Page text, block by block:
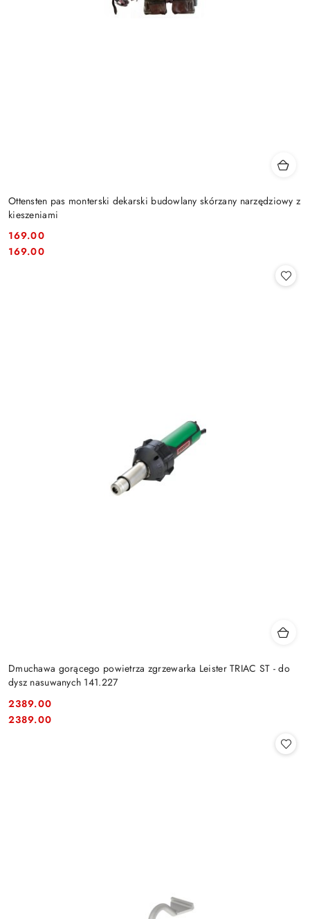
Ottensten pas monterski dekarski budowlany skórzany narzędziowy z
kieszeniami
Cena:
169.00
Cena:
169.00
Dmuchawa gorącego powietrza zgrzewarka Leister TRIAC ST - do
dysz nasuwanych 141.227
Cena:
2389.00
Cena:
2389.00